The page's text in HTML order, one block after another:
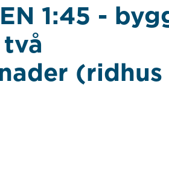
1:45 -
(ridhus